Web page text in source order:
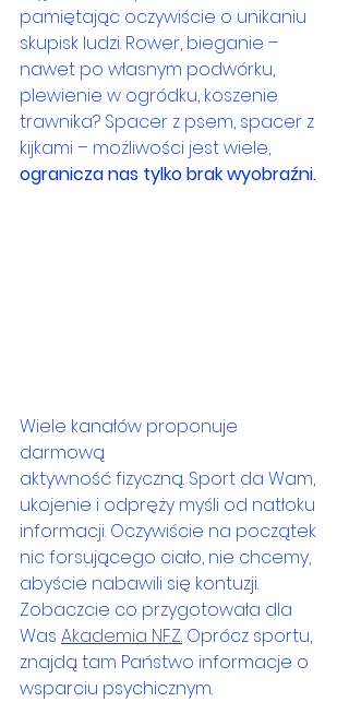
pamiętając oczywiście o unikaniu
skupisk ludzi. Rower, bieganie –
nawet po własnym podwórku,
plewienie w ogródku, koszenie
trawnika? Spacer z psem, spacer z
kijkami – możliwości jest wiele,
ogranicza nas tylko brak wyobraźni.
Wiele kanałów proponuje
darmową
aktywność fizyczną. Sport da Wam,
ukojenie i odpręży myśli od natłoku
informacji. Oczywiście na początek
nic forsującego ciało, nie chcemy,
abyście nabawili się kontuzji.
Zobaczcie co przygotowała dla
Was Akademia NFZ. Oprócz sportu,
znajdą tam Państwo informacje o
wsparciu psychicznym.